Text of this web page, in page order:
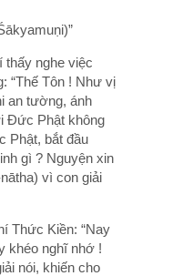
thấy nghe việc
“Thế Tôn ! Như vị
an tường, ánh
Đức Phật không
Phật, bắt đầu
gì ? Nguyện xin
vì con giải
Thức Kiền: “Nay
khéo nghĩ nhớ !
nói, khiến cho